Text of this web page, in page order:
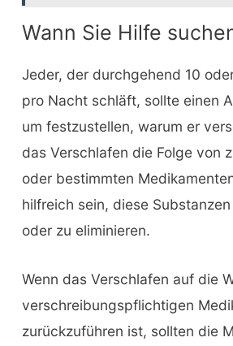
Wann Sie Hilfe
Jeder, der durchgehend 10
pro Nacht schläft, sollte einen
um festzustellen, warum er
das Verschlafen die Folge von
oder bestimmten
hilfreich sein, diese
oder zu eliminieren.
Wenn das Verschlafen auf die
verschreibungspflichtigen
zurückzuführen ist, sollten die